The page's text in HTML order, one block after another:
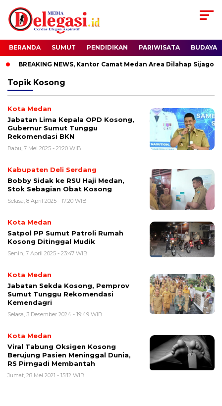
BERANDA SUMUT PENDIDIKAN PARIWISATA BUDAYA
BREAKING NEWS, Kantor Camat Medan Area Dilahap Sijago
Topik Kosong
Kota Medan
Jabatan Lima Kepala OPD Kosong,
Gubernur Sumut Tunggu
Rekomendasi BKN
Rabu, 7 Mei 2025 - 21:20 WIB
Kabupaten Deli Serdang
Bobby Sidak ke RSU Haji Medan,
Stok Sebagian Obat Kosong
Selasa, 8 April 2025 - 17:20 WIB
Kota Medan
Satpol PP Sumut Patroli Rumah
Kosong Ditinggal Mudik
Senin, 7 April 2025 - 23:47 WIB
Kota Medan
Jabatan Sekda Kosong, Pemprov
Sumut Tunggu Rekomendasi
Kemendagri
Selasa, 3 Desember 2024 - 19:49 WIB
Kota Medan
Viral Tabung Oksigen Kosong
Berujung Pasien Meninggal Dunia,
RS Pirngadi Membantah
Jumat, 28 Mei 2021 - 15:12 WIB